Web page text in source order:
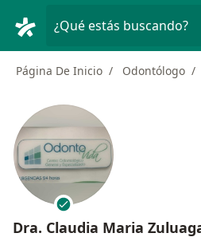
¿Qué estás buscando?
Página De Inicio Odontólogo
Dra. Claudia Maria